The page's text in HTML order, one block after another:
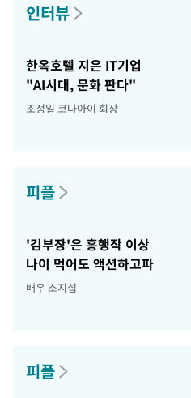
인터뷰
한옥호텔 지은 IT기업
"AI시대, 문화 판다"
조정일 코나아이 회장
피플
'김부장'은 흥행작 이상
나이 먹어도 액션하고파
배우 소지섭
피플